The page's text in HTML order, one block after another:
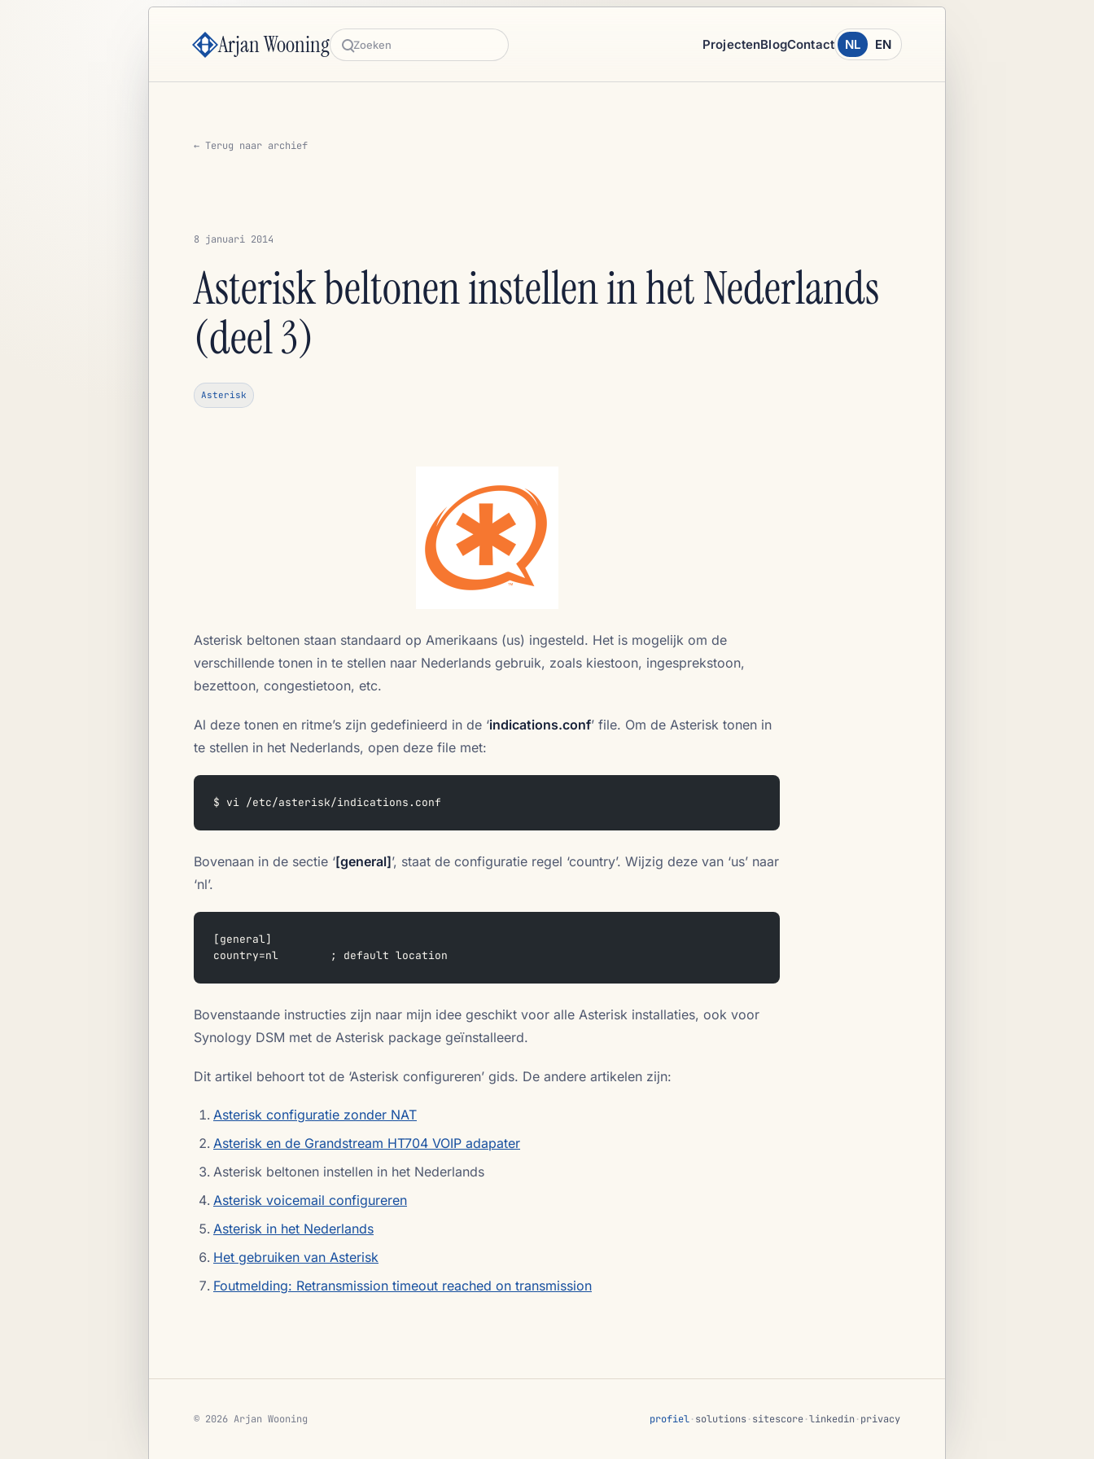
Arjan Wooning Zoeken
ProjectenBlogContact NL EN
← Terug naar archief
8 januari 2014
Asterisk beltonen instellen in het Nederlands
(deel 3)
Asterisk
Asterisk beltonen staan standaard op Amerikaans (us) ingesteld. Het is mogelijk om de
verschillende tonen in te stellen naar Nederlands gebruik, zoals kiestoon, ingesprekstoon,
bezettoon, congestietoon, etc.
Al deze tonen en ritme’s zijn gedefinieerd in de ‘indications.conf’ file. Om de Asterisk tonen in
te stellen in het Nederlands, open deze file met:
$ vi /etc/asterisk/indications.conf
Bovenaan in de sectie ‘[general]’, staat de configuratie regel ‘country’. Wijzig deze van ‘us’ naar
‘nl’.
[general]
country=nl        ; default location
Bovenstaande instructies zijn naar mijn idee geschikt voor alle Asterisk installaties, ook voor
Synology DSM met de Asterisk package geïnstalleerd.
Dit artikel behoort tot de ‘Asterisk configureren’ gids. De andere artikelen zijn:
Asterisk configuratie zonder NAT
Asterisk en de Grandstream HT704 VOIP adapater
Asterisk beltonen instellen in het Nederlands
Asterisk voicemail configureren
Asterisk in het Nederlands
Het gebruiken van Asterisk
Foutmelding: Retransmission timeout reached on transmission
© 2026 Arjan Wooning profiel·solutions·sitescore·linkedin ·privacy